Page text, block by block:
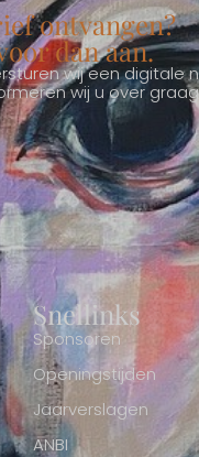
ontvangen?
dan aan.
wij een digitale
wij u over
Snellinks
Sponsoren
Openingstijden
Jaarverslagen
ANBI